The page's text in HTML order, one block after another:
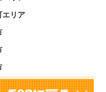
エリア